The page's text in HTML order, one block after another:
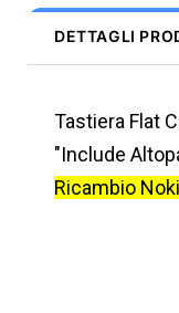
DETTAGLI
Tastiera Flat
"Include
Ricambio